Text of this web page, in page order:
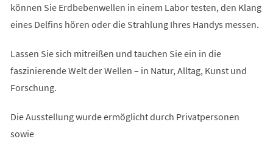
können Sie Erdbebenwellen in einem Labor testen, den Klang
eines Delfins hören oder die Strahlung Ihres Handys messen.
Lassen Sie sich mitreißen und tauchen Sie ein in die
faszinierende Welt der Wellen – in Natur, Alltag, Kunst und
Forschung.
Die Ausstellung wurde ermöglicht durch Privatpersonen
sowie